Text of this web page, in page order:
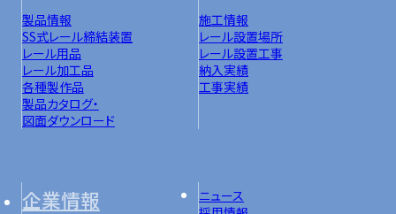
製品情報
SS式レール締結装置
レール用品
レール加工品
各種製作品
製品カタログ・
図面ダウンロード
施工情報
レール設置場所
レール設置工事
納入実績
工事実績
企業情報
ニュース